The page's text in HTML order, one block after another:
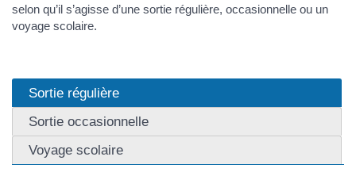
selon qu’il s’agisse d’une sortie régulière, occasionnelle ou un
voyage scolaire.
Sortie régulière
Sortie occasionnelle
Voyage scolaire